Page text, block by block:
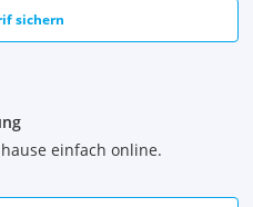
sichern
einfach online.